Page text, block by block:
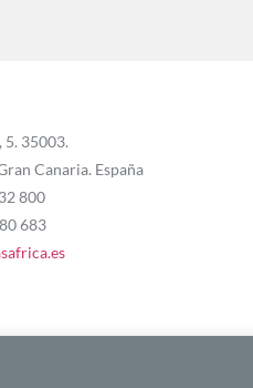
35003.
Canaria. España
800
683